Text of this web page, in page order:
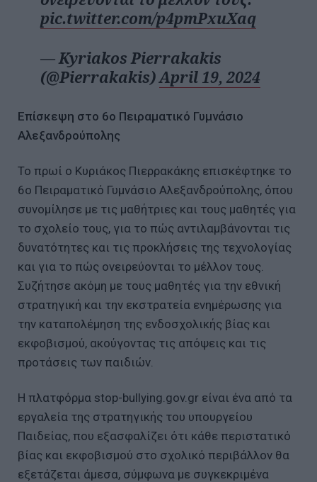
pic.twitter.com/p4pmPxuXaq
— Kyriakos Pierrakakis
(@Pierrakakis)April 19, 2024
Επίσκεψη στο 6ο Πειραματικό Γυμνάσιο
Αλεξανδρούπολης
Το πρωί ο Κυριάκος Πιερρακάκης επισκέφτηκε το
6ο Πειραματικό Γυμνάσιο Αλεξανδρούπολης, όπου
συνομίλησε με τις μαθήτριες και τους μαθητές για
το σχολείο τους, για το πώς αντιλαμβάνονται τις
δυνατότητες και τις προκλήσεις της τεχνολογίας
και για το πώς ονειρεύονται το μέλλον τους.
Συζήτησε ακόμη με τους μαθητές για την εθνική
στρατηγική και την εκστρατεία ενημέρωσης για
την καταπολέμηση της ενδοσχολικής βίας και
εκφοβισμού, ακούγοντας τις απόψεις και τις
προτάσεις των παιδιών.
Η πλατφόρμα stop-bullying.gov.gr είναι ένα από τα
εργαλεία της στρατηγικής του υπουργείου
Παιδείας, που εξασφαλίζει ότι κάθε περιστατικό
βίας και εκφοβισμού στο σχολικό περιβάλλον θα
εξετάζεται άμεσα, σύμφωνα με συγκεκριμένα